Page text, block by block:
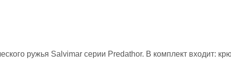
ружья Salvimar серии Predathor. В комплект входит: